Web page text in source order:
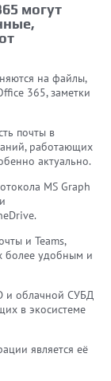
могут
на файлы,
365, заметки
почты в
работающих
актуально.
MS Graph
и Teams,
более удобным и
и облачной СУБД
в экосистеме
является её